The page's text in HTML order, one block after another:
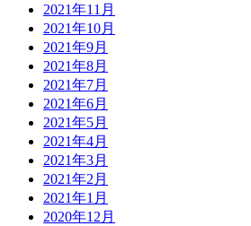
2021年11月
2021年10月
2021年9月
2021年8月
2021年7月
2021年6月
2021年5月
2021年4月
2021年3月
2021年2月
2021年1月
2020年12月